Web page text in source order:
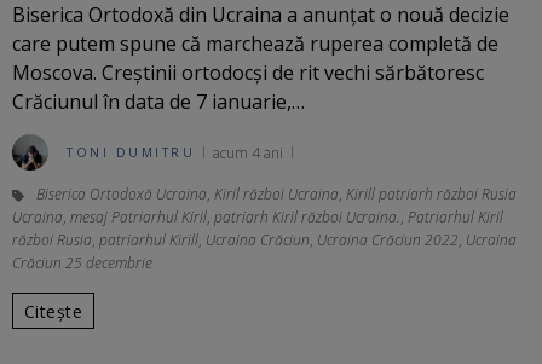
Biserica Ortodoxă din Ucraina a anunțat o nouă decizie
care putem spune că marchează ruperea completă de
Moscova. Creştinii ortodocşi de rit vechi sărbătoresc
Crăciunul în data de 7 ianuarie,…
TONI DUMITRU acum 4 ani
Biserica Ortodoxă Ucraina, Kiril război Ucraina, Kirill patriarh război Rusia
Ucraina, mesaj Patriarhul Kiril, patriarh Kiril război Ucraina., Patriarhul Kiril
război Rusia, patriarhul Kirill, Ucraina Crăciun, Ucraina Crăciun 2022, Ucraina
Crăciun 25 decembrie
Citește